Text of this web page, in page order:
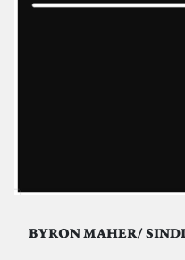
BYRON MAHER/